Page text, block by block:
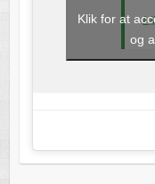
Klik for at
og